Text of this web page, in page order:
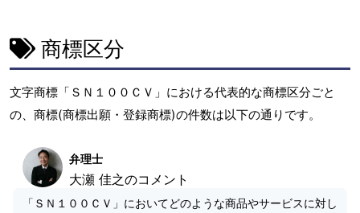
商標区分
文字商標「ＳＮ１００ＣＶ」における代表的な商標区分ごと
の、商標(商標出願・登録商標)の件数は以下の通りです。
弁理士
大瀬 佳之のコメント
「ＳＮ１００ＣＶ」においてどのような商品やサービスに対し